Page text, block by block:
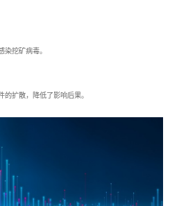
染挖矿病毒。
扩散，降低了影响后果。